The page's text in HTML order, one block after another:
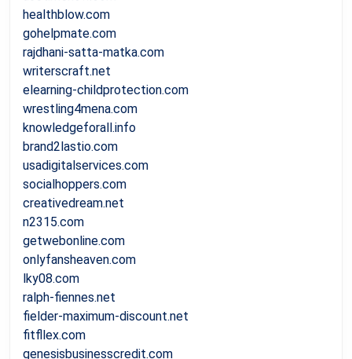
healthblow.com
gohelpmate.com
rajdhani-satta-matka.com
writerscraft.net
elearning-childprotection.com
wrestling4mena.com
knowledgeforall.info
brand2lastio.com
usadigitalservices.com
socialhoppers.com
creativedream.net
n2315.com
getwebonline.com
onlyfansheaven.com
lky08.com
ralph-fiennes.net
fielder-maximum-discount.net
fitfllex.com
genesisbusinesscredit.com